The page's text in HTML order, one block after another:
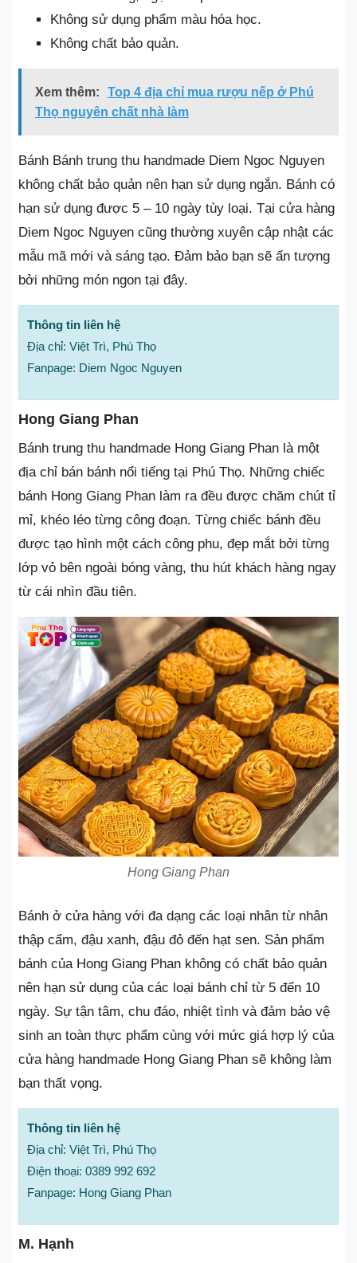
Không sử dụng phẩm màu hóa học.
Không chất bảo quản.
Xem thêm:
Top 4 địa chỉ mua rượu nếp ở Phú
Thọ nguyên chất nhà làm
Bánh Bánh trung thu handmade Diem Ngoc Nguyen
không chất bảo quản nên hạn sử dụng ngắn. Bánh có
hạn sử dụng được 5 – 10 ngày tùy loại. Tại cửa hàng
Diem Ngoc Nguyen cũng thường xuyên cập nhật các
mẫu mã mới và sáng tạo. Đảm bảo bạn sẽ ấn tượng
bởi những món ngon tại đây.
Thông tin liên hệ
Địa chỉ: Việt Trì, Phú Thọ
Fanpage: Diem Ngoc Nguyen
Hong Giang Phan
Bánh trung thu handmade Hong Giang Phan là một
địa chỉ bán bánh nổi tiếng tại Phú Thọ. Những chiếc
bánh Hong Giang Phan làm ra đều được chăm chút tỉ
mỉ, khéo léo từng công đoạn. Từng chiếc bánh đều
được tạo hình một cách công phu, đẹp mắt bởi từng
lớp vỏ bên ngoài bóng vàng, thu hút khách hàng ngay
từ cái nhìn đầu tiên.
Hong Giang Phan
Bánh ở cửa hàng với đa dạng các loại nhân từ nhân
thập cẩm, đậu xanh, đậu đỏ đến hạt sen. Sản phẩm
bánh của Hong Giang Phan không có chất bảo quản
nên hạn sử dụng của các loại bánh chỉ từ 5 đến 10
ngày. Sự tận tâm, chu đáo, nhiệt tình và đảm bảo vệ
sinh an toàn thực phẩm cùng với mức giá hợp lý của
cửa hàng handmade Hong Giang Phan sẽ không làm
bạn thất vọng.
Thông tin liên hệ
Địa chỉ: Việt Trì, Phú Thọ
Điện thoại: 0389 992 692
Fanpage: Hong Giang Phan
M. Hạnh